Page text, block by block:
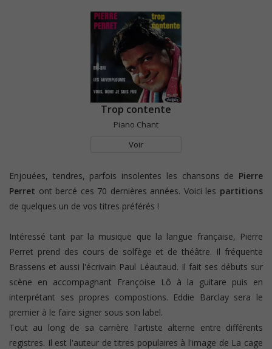
Enjouées, tendres, parfois insolentes les chansons de Pierre
Perret ont bercé ces 70 dernières années. Voici les partitions
de quelques un de vos titres préférés !
Intéressé tant par la musique que la langue française, Pierre
Perret prend des cours de solfège et de théâtre. Il fréquente
Brassens et aussi l'écrivain Paul Léautaud. Il fait ses débuts sur
scène en accompagnant Françoise Lô à la guitare puis en
interprétant ses propres compostions. Eddie Barclay sera le
premier à le faire signer sous son label.
Tout au long de sa carrière l'artiste alterne entre différents
registres. Il est l'auteur de titres populaires à l'image de La cage
Trop contente
Piano Chant
Voir